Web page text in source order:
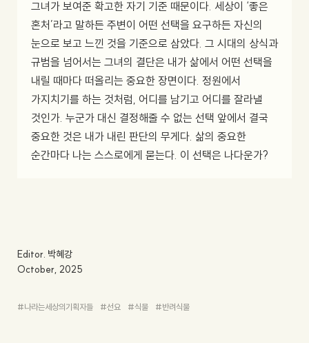
그녀가 보여준 확고한 자기 기준 때문이다. 세상이 ‘좋은
혼처’라고 말하든 주변이 어떤 선택을 요구하든 자신의
눈으로 보고 느낀 것을 기준으로 삼았다. 그 시대의 상식과
규범을 넘어서는 그녀의 결단은 내가 삶에서 어떤 선택을
내릴 때마다 떠올리는 중요한 장면이다. 정원에서
가지치기를 하는 것처럼, 어디를 남기고 어디를 잘라낼
것인가. 누군가 대신 결정해줄 수 없는 선택 앞에서 결국
중요한 것은 내가 내린 판단의 무게다. 삶의 중요한
순간마다 나는 스스로에게 묻는다. 이 선택은 나다운가?
Editor. 박혜강
October, 2025
#나라는세상의기획자들 #선요 #식물 #반려식물